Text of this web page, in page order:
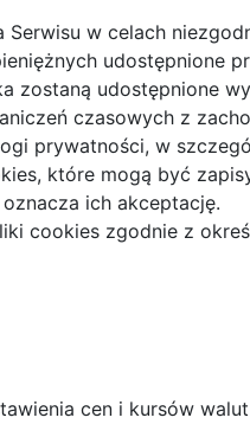
w celach
udostępnione
zostaną udostępnione
czasowych z
prywatności, w
które mogą być
ich akceptację.
cookies zgodnie z
cen i kursów